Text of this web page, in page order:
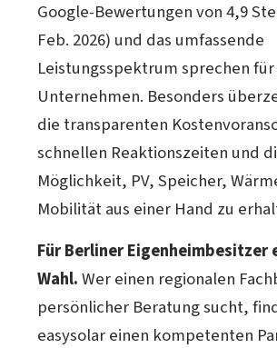
unseremSolarrechner
konkreter
jedoch noch aus – die Details
politisch noch offen. Bereits
Vergütungen für bestehende
wären davon nicht betroffen.
noch eine 20-jährige Garantie
möchte, sollte zeitnah
dazu in unserem Ratgeber
Google-Bewertungen von 4,9
Feb. 2026) und das umfassende
Leistungsspektrum sprechen für
Unternehmen. Besonders
die transparenten
schnellen Reaktionszeiten und
Möglichkeit, PV, Speicher,
Mobilität aus einer Hand zu
Für Berliner Eigenheimbesitzer
Wahl.Wer einen regionalen
persönlicher Beratung sucht,
easysolar einen kompetenten